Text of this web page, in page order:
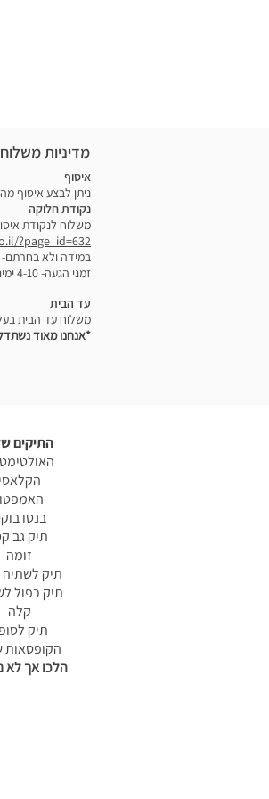
אורך: כ־25.4 ס״מ
רוחב: כ־11.4 ס״מ
גובה: כ־20.3 ס״מ
במצב
עובי: כ־5.1 ס״מ
אורך/גובה
מדיניות
איסוף
ניתן לבצע איסוף מהחנות שלנו ב-
נקודת חלוקה
משלוח לנקודת איסוף בעלות של 12 ש"ח- המשלוח יגיע
?page_id=632
במידה ולא
זמני הגעה- 4-10 ימים עסקים.
עד הבית
משלוח עד הבית בעלות של 40 ש"ח- המשלוח יגיע אליכם בין -
*אנחנו מאוד נשתדל
התיקים
הקלאסי
בנטו
תיק גב
זומה
תיק
תיק כפול
קלה
תיק
הקופסאות
הלכו אך לא